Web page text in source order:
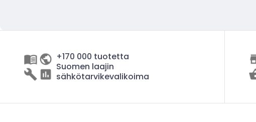
+170 000 tuotetta
Suomen laajin
sähkötarvikevalikoima